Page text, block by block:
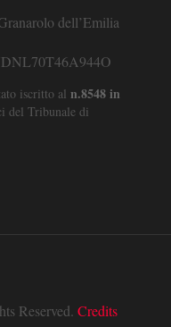
dell’Emilia
iscritto al n.8548 in
del Tribunale di
Reserved. Credits